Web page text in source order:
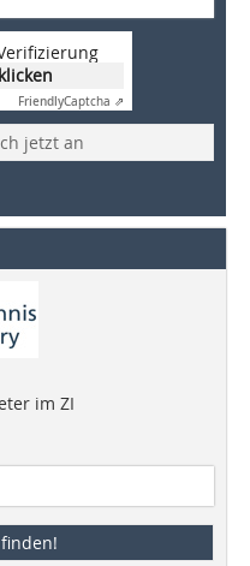
FriendlyCaptcha ⇗
jetzt an
im ZI